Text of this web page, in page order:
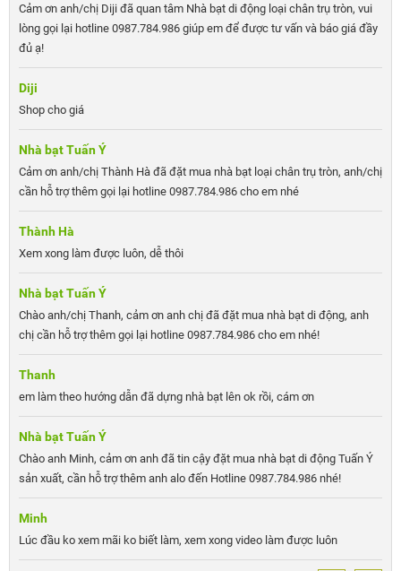
Cảm ơn anh/chị Diji đã quan tâm Nhà bạt di động loại chân trụ tròn, vui
lòng gọi lại hotline 0987.784.986 giúp em để được tư vấn và báo giá đầy
đủ ạ!
Diji
Shop cho giá
Nhà bạt Tuấn Ý
Cảm ơn anh/chị Thành Hà đã đặt mua nhà bạt loại chân trụ tròn, anh/chị
cần hỗ trợ thêm gọi lại hotline 0987.784.986 cho em nhé
Thành Hà
Xem xong làm được luôn, dễ thôi
Nhà bạt Tuấn Ý
Chào anh/chị Thanh, cảm ơn anh chị đã đặt mua nhà bạt di động, anh
chị cần hỗ trợ thêm gọi lại hotline 0987.784.986 cho em nhé!
Thanh
em làm theo hướng dẫn đã dựng nhà bạt lên ok rồi, cám ơn
Nhà bạt Tuấn Ý
Chào anh Minh, cảm ơn anh đã tin cậy đặt mua nhà bạt di động Tuấn Ý
sản xuất, cần hỗ trợ thêm anh alo đến Hotline 0987.784.986 nhé!
Minh
Lúc đầu ko xem mãi ko biết làm, xem xong video làm được luôn